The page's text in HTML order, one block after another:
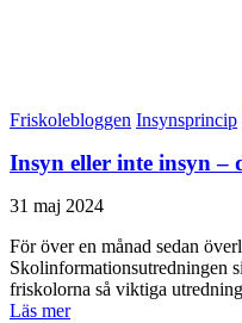
Friskolebloggen Insynsprincip
Insyn eller inte insyn –
31 maj 2024
För över en månad sedan
Skolinformationsutredningen
friskolorna så viktiga
Läs mer